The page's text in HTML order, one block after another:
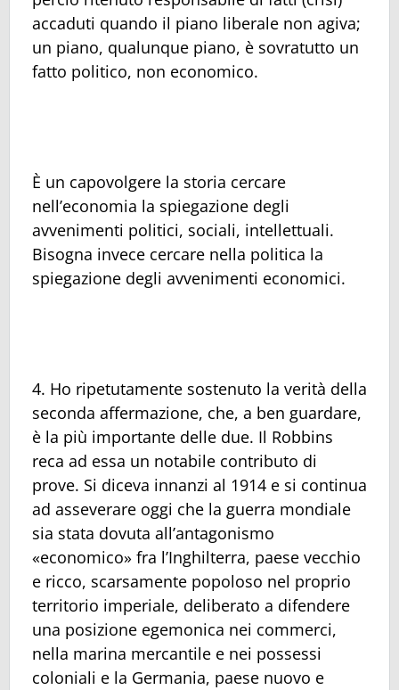
accaduti quando il piano liberale non agiva;
un piano, qualunque piano, è sovratutto un
fatto politico, non economico.
È un capovolgere la storia cercare
nell’economia la spiegazione degli
avvenimenti politici, sociali, intellettuali.
Bisogna invece cercare nella politica la
spiegazione degli avvenimenti economici.
4. Ho ripetutamente sostenuto la verità della
seconda affermazione, che, a ben guardare,
è la più importante delle due. Il Robbins
reca ad essa un notabile contributo di
prove. Si diceva innanzi al 1914 e si continua
ad asseverare oggi che la guerra mondiale
sia stata dovuta all’antagonismo
«economico» fra l’Inghilterra, paese vecchio
e ricco, scarsamente popoloso nel proprio
territorio imperiale, deliberato a difendere
una posizione egemonica nei commerci,
nella marina mercantile e nei possessi
coloniali e la Germania, paese nuovo e